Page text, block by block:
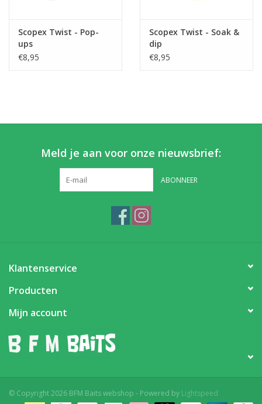
Scopex Twist - Pop-
ups
€8,95
Scopex Twist - Soak &
dip
€8,95
Meld je aan voor onze nieuwsbrief:
ABONNEER
Klantenservice
Producten
Mijn account
© Copyright 2026 BFM Baits webshop - Powered by Lightspeed